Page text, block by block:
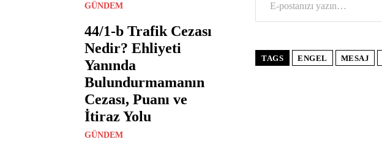
GÜNDEM
44/1-b Trafik Cezası
Nedir? Ehliyeti
Yanında
Bulundurmamanın
Cezası, Puanı ve
İtiraz Yolu
GÜNDEM
TAGS ENGEL MESAJ